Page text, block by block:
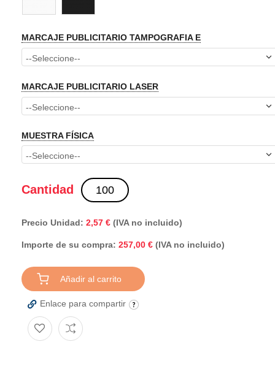
MARCAJE PUBLICITARIO TAMPOGRAFIA E
MARCAJE PUBLICITARIO LASER
MUESTRA FÍSICA
Cantidad
Precio Unidad: 2,57 € (IVA no incluido)
Importe de su compra: 257,00 € (IVA no incluido)
Añadir al carrito
Enlace para compartir